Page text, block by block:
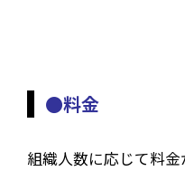
●料金
組織人数に応じて料金